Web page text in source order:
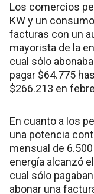
Los comercios
KW y un
facturas con un
mayorista de la
cual sólo
pagar $64.775
$266.213 en
En cuanto a los
una potencia
mensual de
energía alcanzó
cual sólo
abonar una